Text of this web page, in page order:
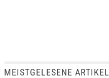
MEISTGELESENE ARTIKEL